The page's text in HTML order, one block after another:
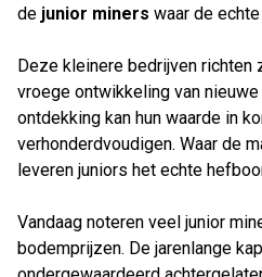
de junior miners waar de
Deze kleinere bedrijven richten
vroege ontwikkeling van
ontdekking kan hun waarde in
verhonderdvoudigen. Waar de
leveren juniors het echte
Vandaag noteren veel junior
bodemprijzen. De jarenlange